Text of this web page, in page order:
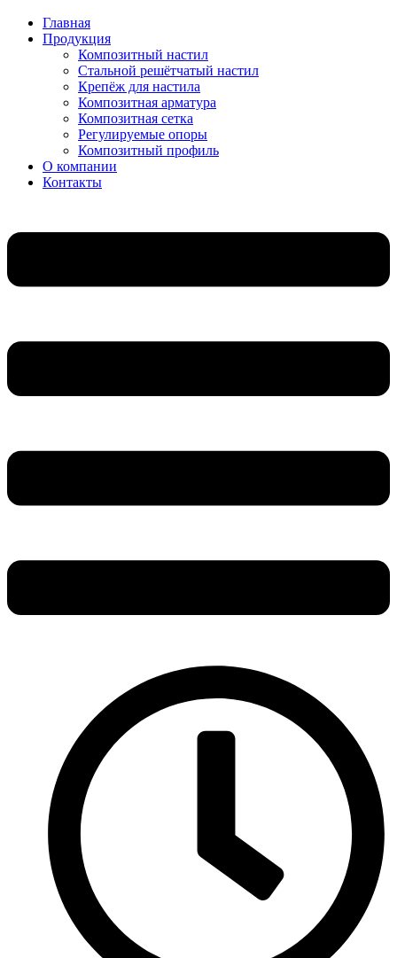
Главная
Продукция
Композитный настил
Стальной решётчатый настил
Крепёж для настила
Композитная арматура
Композитная сетка
Регулируемые опоры
Композитный профиль
О компании
Контакты